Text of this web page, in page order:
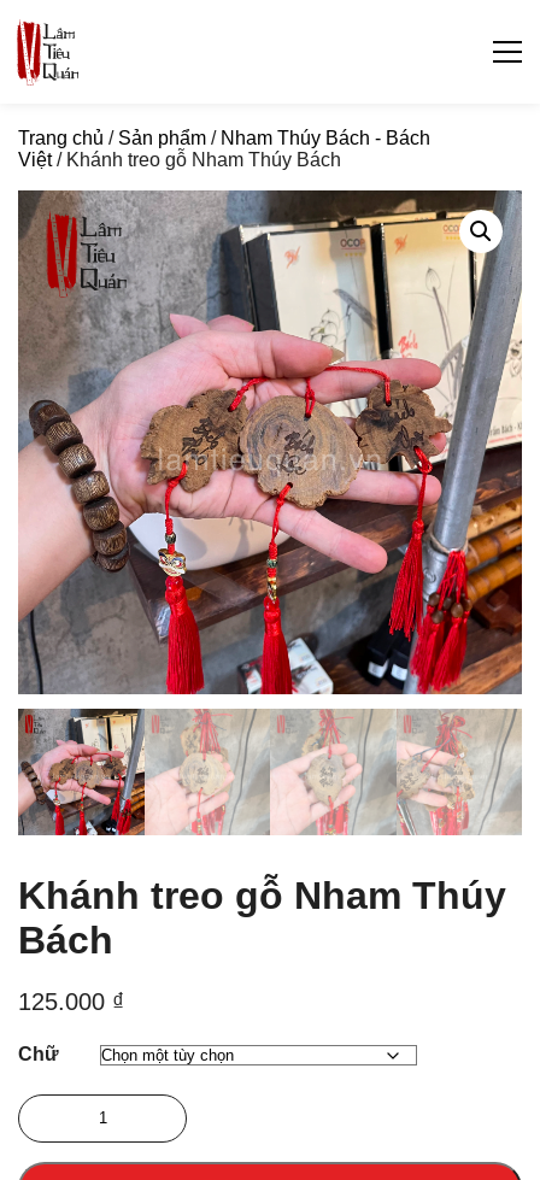
Trang chủ / Sản phẩm / Nham Thúy Bách - Bách
Việt/ Khánh treo gỗ Nham Thúy Bách
Khánh treo gỗ Nham Thúy
Bách
125.000 ₫
Chữ
Khánh
treo
gỗ
Nham